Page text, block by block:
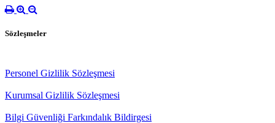
Sözleşmeler
Personel Gizlilik Sözleşmesi
Kurumsal Gizlilik Sözleşmesi
Bilgi Güvenliği Farkındalık Bildirgesi